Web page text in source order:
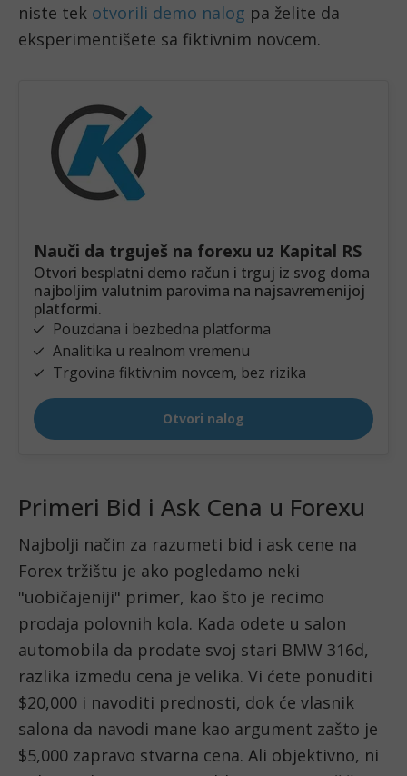
niste tek otvorili demo nalog pa želite da
eksperimentišete sa fiktivnim novcem.
Primeri Bid i Ask Cena u Forexu
Najbolji način za razumeti bid i ask cene na
Forex tržištu je ako pogledamo neki
"uobičajeniji" primer, kao što je recimo
prodaja polovnih kola. Kada odete u salon
automobila da prodate svoj stari BMW 316d,
razlika između cena je velika. Vi ćete ponuditi
$20,000 i navoditi prednosti, dok će vlasnik
salona da navodi mane kao argument zašto je
$5,000 zapravo stvarna cena. Ali objektivno, ni